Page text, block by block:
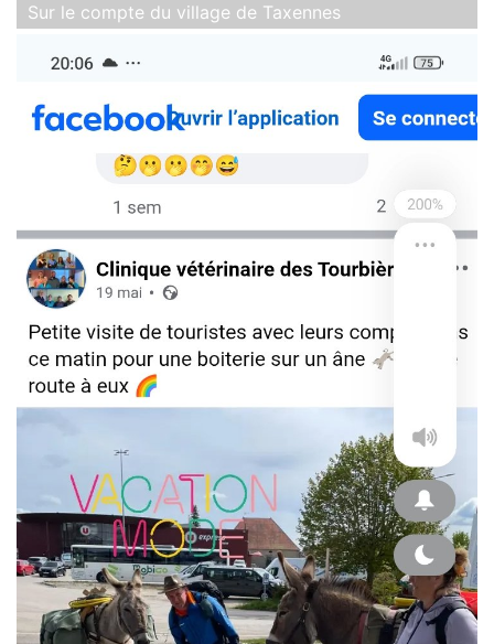
Sur le compte du village de Taxennes